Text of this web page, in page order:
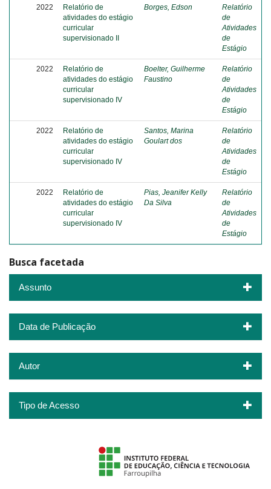
2022
Relatório de
atividades do estágio
curricular
supervisionado II
Borges, Edson
Relatório
de
Atividades
de
Estágio
2022
Relatório de
atividades do estágio
curricular
supervisionado IV
Boelter, Guilherme
Faustino
Relatório
de
Atividades
de
Estágio
2022
Relatório de
atividades do estágio
curricular
supervisionado IV
Santos, Marina
Goulart dos
Relatório
de
Atividades
de
Estágio
2022
Relatório de
atividades do estágio
curricular
supervisionado IV
Pias, Jeanifer Kelly
Da Silva
Relatório
de
Atividades
de
Estágio
Busca facetada
Assunto
Data de Publicação
Autor
Tipo de Acesso